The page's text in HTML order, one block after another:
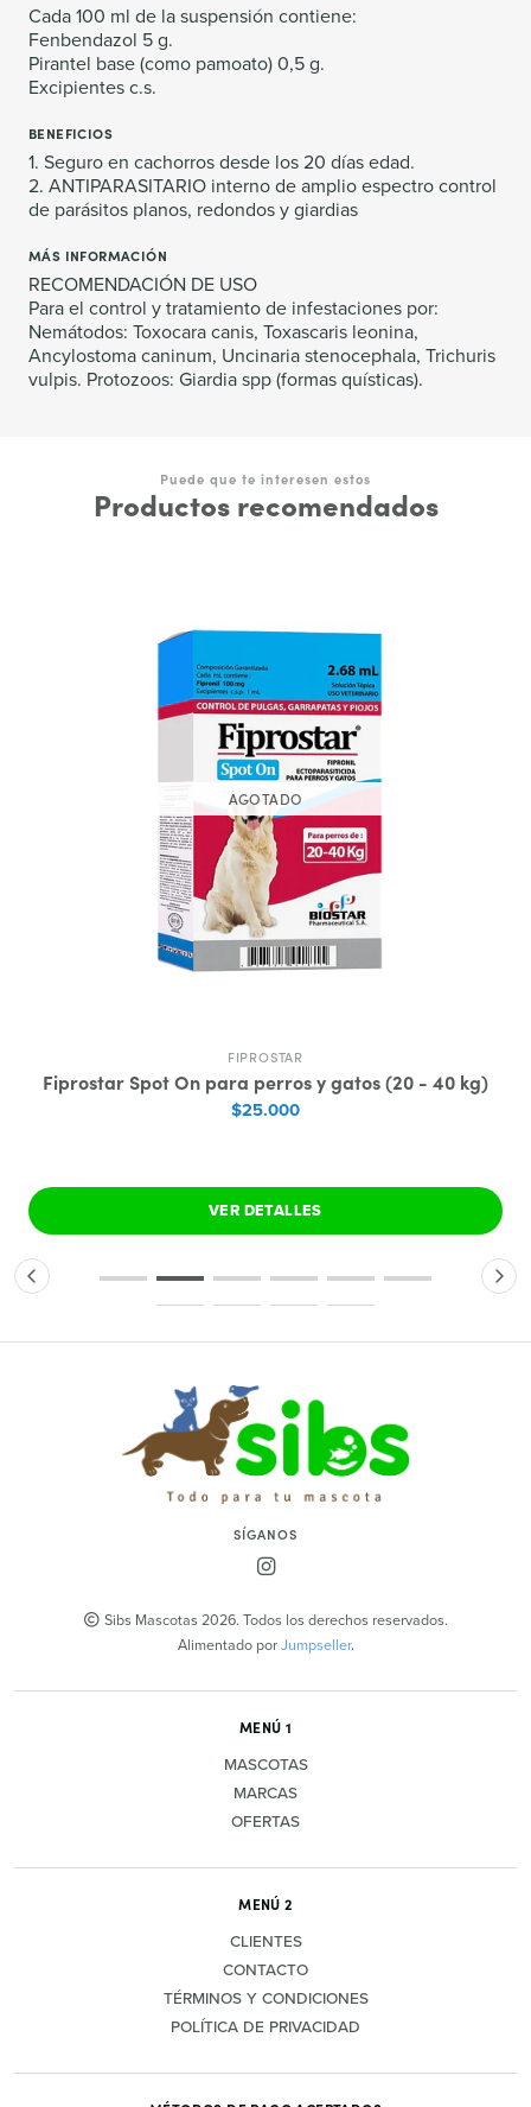
Cada 100 ml de la suspensión contiene:
Fenbendazol 5 g.
Pirantel base (como pamoato) 0,5 g.
Excipientes c.s.
BENEFICIOS
1. Seguro en cachorros desde los 20 días edad.
2. ANTIPARASITARIO interno de amplio espectro control
de parásitos planos, redondos y giardias
MÁS INFORMACIÓN
RECOMENDACIÓN DE USO
Para el control y tratamiento de infestaciones por:
Nemátodos: Toxocara canis, Toxascaris leonina,
Ancylostoma caninum, Uncinaria stenocephala, Trichuris
vulpis. Protozoos: Giardia spp (formas quísticas).
Puede que te interesen estos
Productos recomendados
AGOTADO
FIPROSTAR
Fiprostar Spot On para perros y gatos (20 - 40 kg)
$25.000
VER DETALLES
SÍGANOS
Sibs Mascotas 2026. Todos los derechos reservados.
Alimentado porJumpseller.
MENÚ 1
MASCOTAS
MARCAS
OFERTAS
MENÚ 2
CLIENTES
CONTACTO
TÉRMINOS Y CONDICIONES
POLÍTICA DE PRIVACIDAD